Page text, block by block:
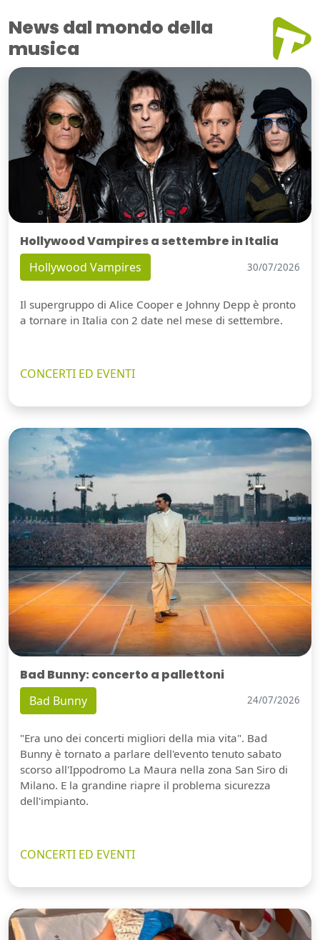
News dal mondo della
musica
Hollywood Vampires a settembre in Italia
Hollywood Vampires 30/07/2026
Il supergruppo di Alice Cooper e Johnny Depp è pronto
a tornare in Italia con 2 date nel mese di settembre.
CONCERTI ED EVENTI
Bad Bunny: concerto a pallettoni
Bad Bunny 24/07/2026
"Era uno dei concerti migliori della mia vita". Bad
Bunny è tornato a parlare dell'evento tenuto sabato
scorso all'Ippodromo La Maura nella zona San Siro di
Milano. E la grandine riapre il problema sicurezza
dell'impianto.
CONCERTI ED EVENTI